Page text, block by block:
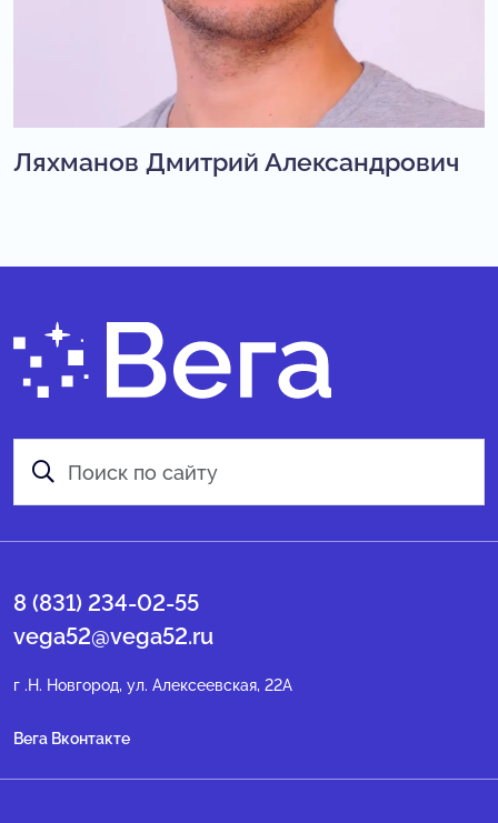
Ляхманов Дмитрий Александрович
8 (831) 234-02-55
vega52@vega52.ru
г .Н. Новгород, ул. Алексеевская, 22А
Вега Вконтакте